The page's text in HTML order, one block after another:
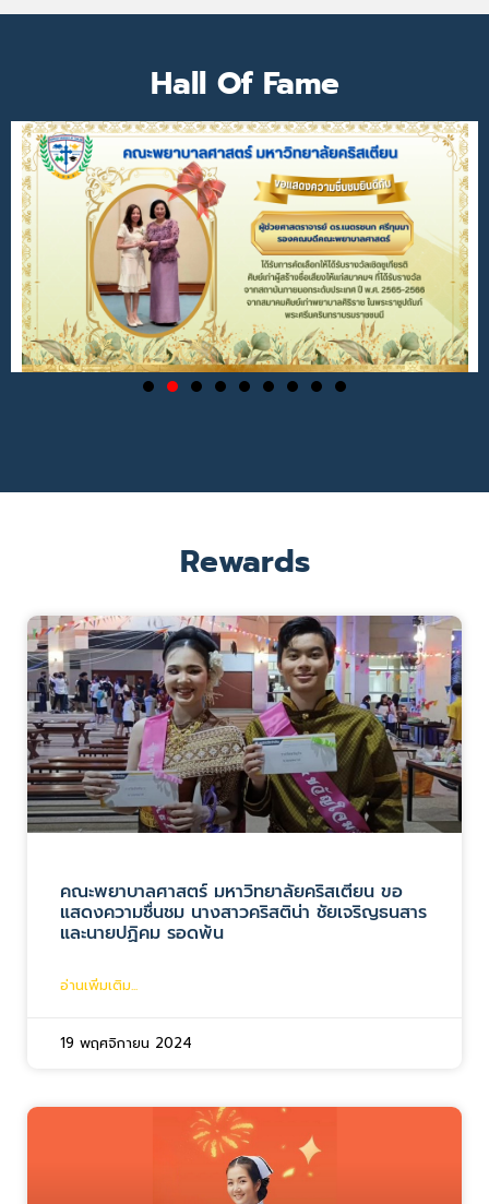
Hall Of Fame
Rewards
คณะพยาบาลศาสตร์ มหาวิทยาลัยคริสเตียน ขอ
แสดงความชื่นชม นางสาวคริสติน่า ชัยเจริญธนสาร
และนายปฏิคม รอดพ้น
อ่านเพิ่มเติม...
19 พฤศจิกายน 2024